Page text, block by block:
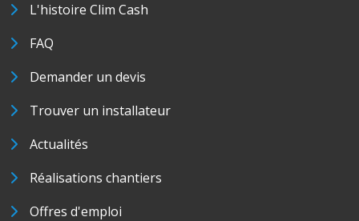
L'histoire Clim Cash
FAQ
Demander un devis
Trouver un installateur
Actualités
Réalisations chantiers
Offres d'emploi